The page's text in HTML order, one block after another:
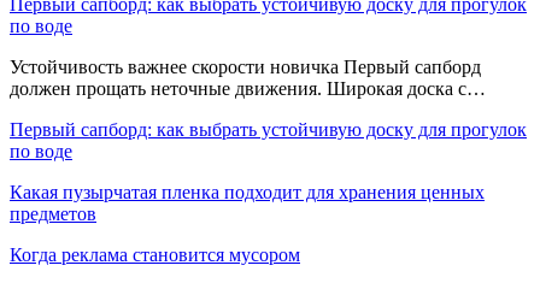
по воде
Устойчивость важнее скорости новичка Первый сапборд
должен прощать неточные движения. Широкая доска с…
Первый сапборд: как выбрать устойчивую доску для прогулок
по воде
Какая пузырчатая пленка подходит для хранения ценных
предметов
Когда реклама становится мусором